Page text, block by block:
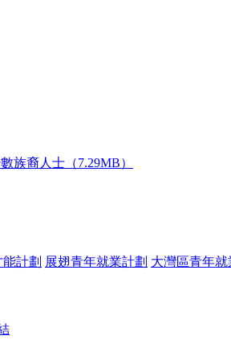
族裔人士（7.29MB）
計劃 展翅青年就業計劃 大灣區青年就